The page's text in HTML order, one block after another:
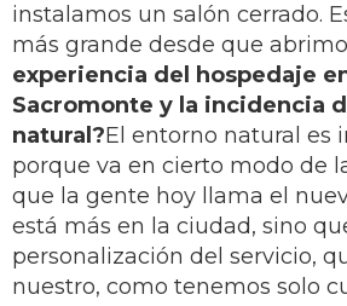
instalamos un salón cerrado.
más grande desde que
experiencia del hospedaje
Sacromonte y la incidencia
natural?El entorno natural es
porque va en cierto modo de
que la gente hoy llama el
está más en la ciudad, sino
personalización del servicio,
nuestro, como tenemos solo